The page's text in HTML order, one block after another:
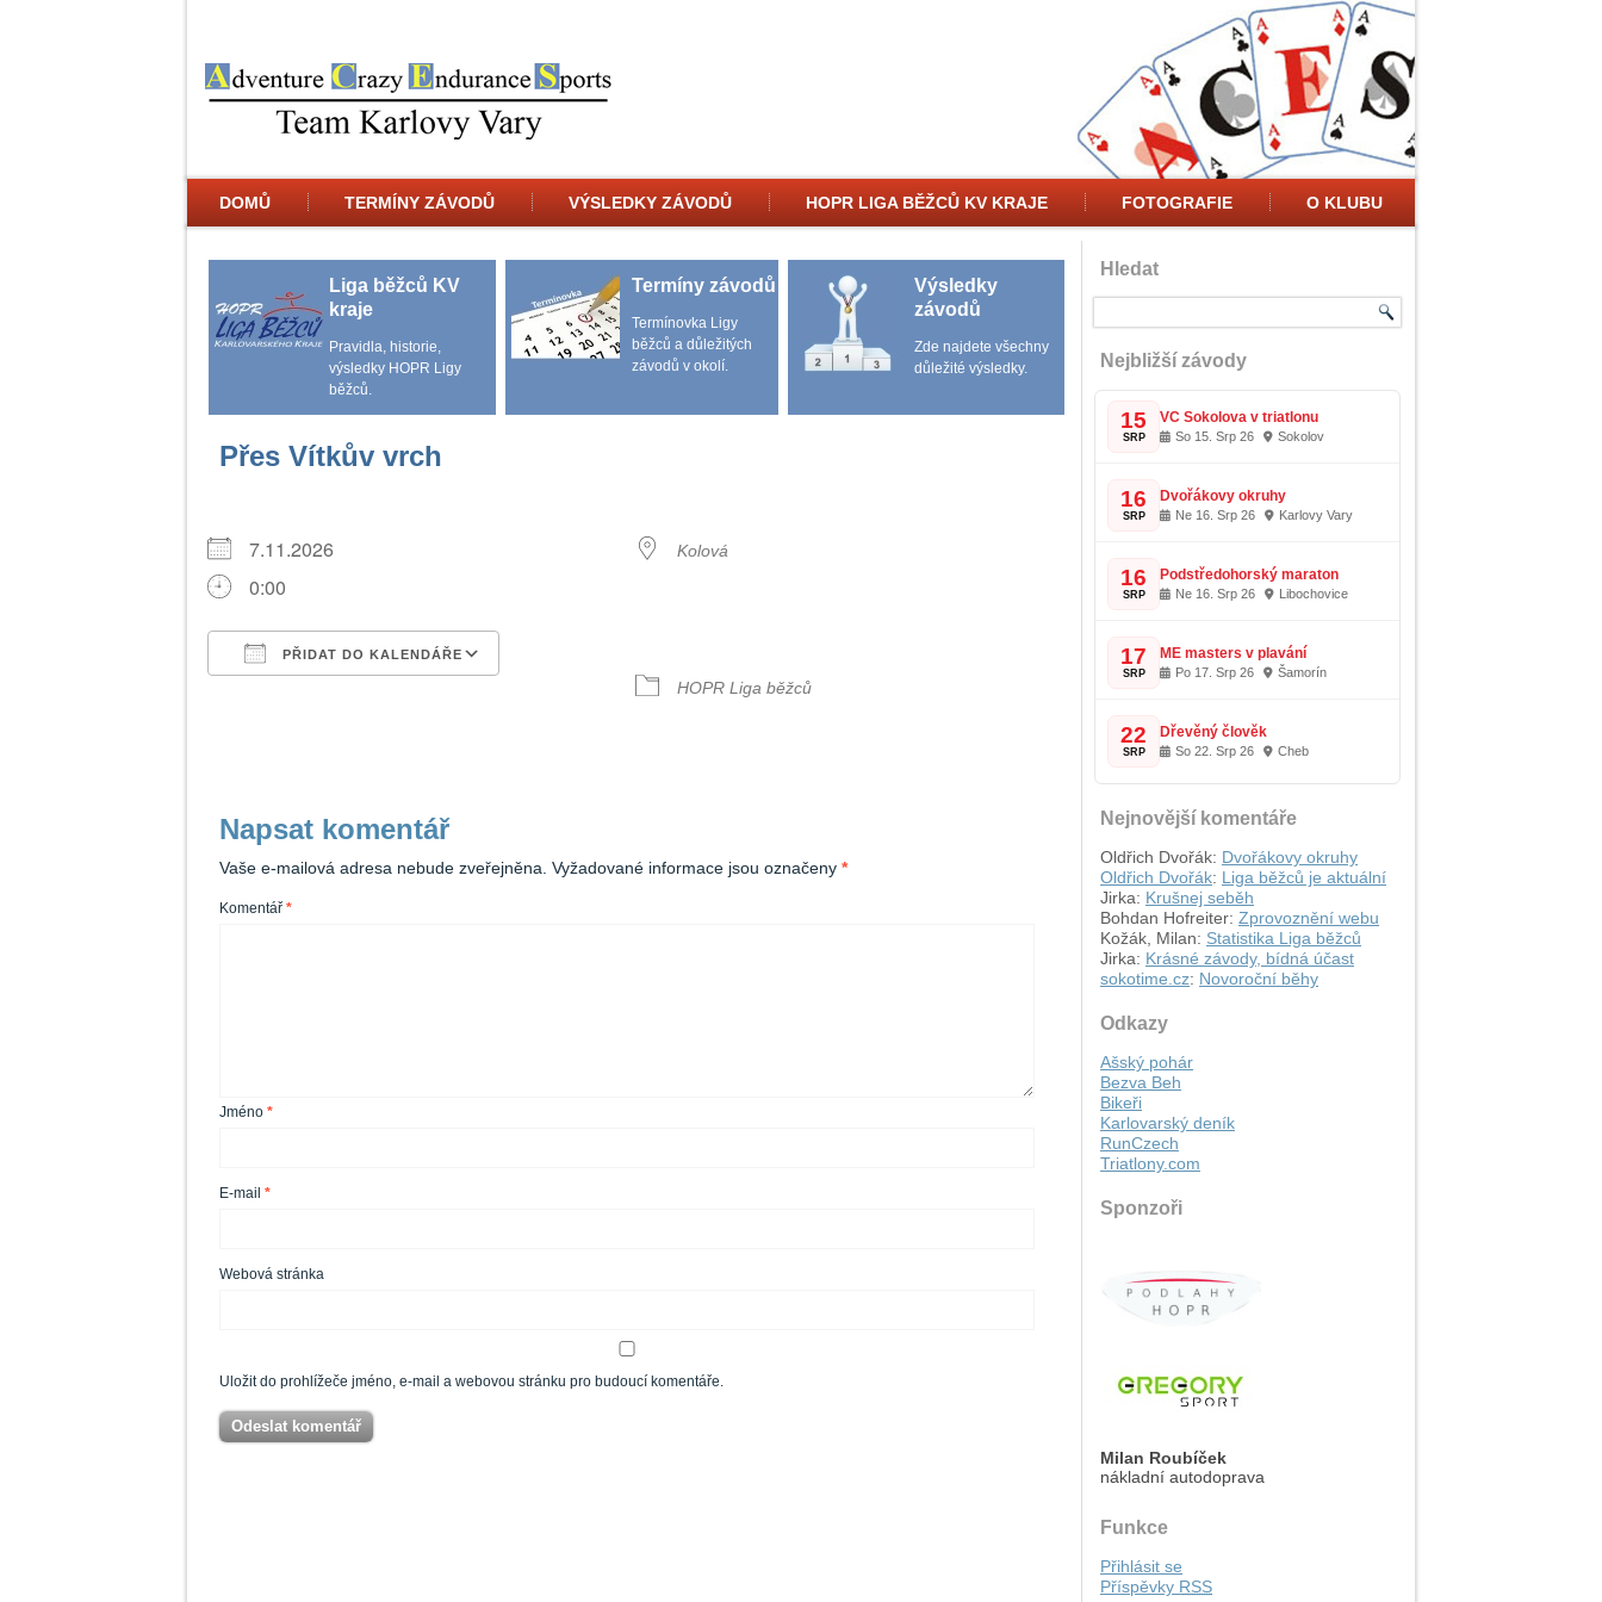
DOMŮ TERMÍNY ZÁVODŮ VÝSLEDKY ZÁVODŮ HOPR LIGA BĚŽCŮ KV KRAJE FOTOGRAFIE O KLUBU
Liga běžců KV
kraje
Pravidla, historie,
výsledky HOPR Ligy
běžců.
Termíny závodů
Termínovka Ligy
běžců a důležitých
závodů v okolí.
Výsledky
závodů
Zde najdete všechny
důležité výsledky.
Přes Vítkův vrch
7.11.2026
0:00
PŘIDAT DO KALENDÁŘE
Google Calendar iCalendar
Kolová
HOPR Liga běžců
Napsat komentář
Vaše e-mailová adresa nebude zveřejněna. Vyžadované informace jsou označeny *
Komentář *
Jméno *
E-mail *
Webová stránka
Uložit do prohlížeče jméno, e-mail a webovou stránku pro budoucí komentáře.
Hledat
Nejbližší závody
15
SRP
VC Sokolova v triatlonu
So 15. Srp 26 Sokolov
16
SRP
Dvořákovy okruhy
Ne 16. Srp 26 Karlovy Vary
16
SRP
Podstředohorský maraton
Ne 16. Srp 26 Libochovice
17
SRP
ME masters v plavání
Po 17. Srp 26 Šamorín
22
SRP
Dřevěný člověk
So 22. Srp 26 Cheb
Nejnovější komentáře
Oldřich Dvořák: Dvořákovy okruhy
Oldřich Dvořák: Liga běžců je aktuální
Jirka: Krušnej seběh
Bohdan Hofreiter: Zprovoznění webu
Kožák, Milan: Statistika Liga běžců
Jirka: Krásné závody, bídná účast
sokotime.cz: Novoroční běhy
Odkazy
Ašský pohár
Bezva Beh
Bikeři
Karlovarský deník
RunCzech
Triatlony.com
Sponzoři
Milan Roubíček
nákladní autodoprava
Funkce
Přihlásit se
Příspěvky RSS